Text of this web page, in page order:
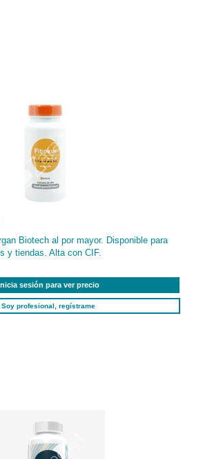
Biotech al por mayor. Disponible para
y tiendas. Alta con CIF.
sesión para ver precio
Soy profesional, regístrame